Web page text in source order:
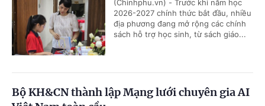
(Chinhphu.vn) - Trước khi năm học
2026-2027 chính thức bắt đầu, nhiều
địa phương đang mở rộng các chính
sách hỗ trợ học sinh, từ sách giáo...
Bộ KH&CN thành lập Mạng lưới chuyên gia AI